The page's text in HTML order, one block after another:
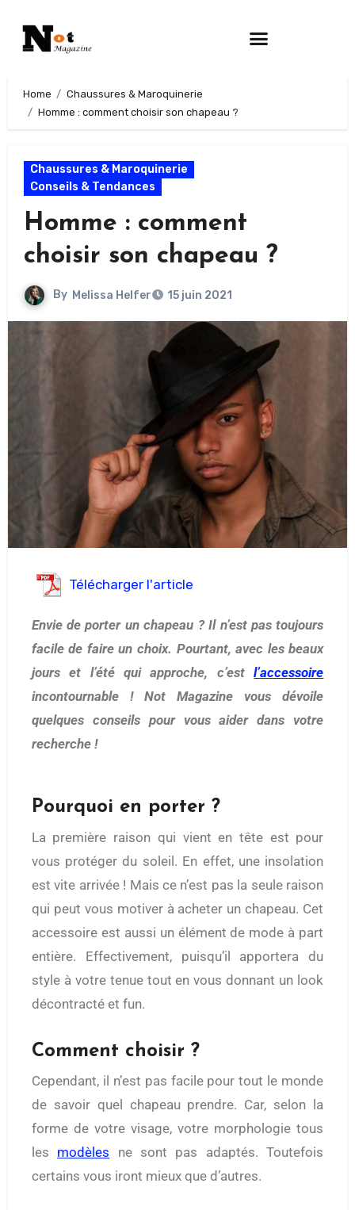
Home
Chaussures & Maroquinerie
Homme : comment choisir son chapeau ?
Chaussures & Maroquinerie
Conseils & Tendances
Homme : comment
choisir son chapeau ?
By Melissa Helfer 15 juin 2021
Télécharger l'article
Envie de porter un chapeau ? Il n’est pas toujours
facile de faire un choix. Pourtant, avec les beaux
jours et l’été qui approche, c’estl’accessoire
incontournable ! Not Magazine vous dévoile
quelques conseils pour vous aider dans votre
recherche !
Pourquoi en porter ?
La première raison qui vient en tête est pour
vous protéger du soleil. En effet, une insolation
est vite arrivée ! Mais ce n’est pas la seule raison
qui peut vous motiver à acheter un chapeau. Cet
accessoire est aussi un élément de mode à part
entière. Effectivement, puisqu’il apportera du
style à votre tenue tout en vous donnant un look
décontracté et fun.
Comment choisir ?
Cependant, il n’est pas facile pour tout le monde
de savoir quel chapeau prendre. Car, selon la
forme de votre visage, votre morphologie tous
les modèles ne sont pas adaptés. Toutefois
certains vous iront mieux que d’autres.